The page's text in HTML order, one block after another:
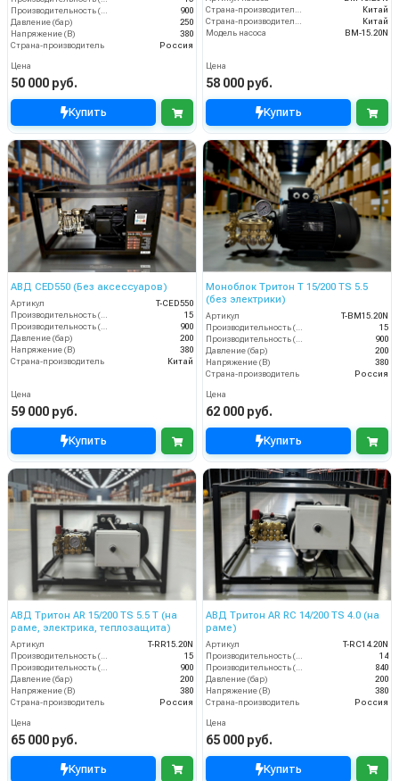
Производительность (л/ч)
900
Давление (бар)
250
Напряжение (В)
380
Страна-производитель
Россия
Цена
50 000 руб.
Купить
Страна-производитель двигателя
Китай
Страна-производитель насоса
Китай
Модель насоса
BM-15.20N
Цена
58 000 руб.
Купить
АВД CED550 (Без аксессуаров)
Артикул
T-CED550
Производительность (л/мин)
15
Производительность (л/ч)
900
Давление (бар)
200
Напряжение (В)
380
Страна-производитель
Китай
Цена
59 000 руб.
Купить
Моноблок Тритон T 15/200 TS 5.5
(без электрики)
Артикул
T-BM15.20N
Производительность (л/мин)
15
Производительность (л/ч)
900
Давление (бар)
200
Напряжение (В)
380
Страна-производитель
Россия
Цена
62 000 руб.
Купить
АВД Тритон AR 15/200 TS 5.5 T (на
раме, электрика, теплозащита)
Артикул
T-RR15.20N
15
900
Давление (бар)
200
Напряжение (В)
380
Страна-производитель
Россия
Цена
65 000 руб.
Купить
АВД Тритон AR RC 14/200 TS 4.0 (на
раме)
Артикул
T-RС14.20N
14
840
Давление (бар)
200
Напряжение (В)
380
Страна-производитель
Россия
Цена
65 000 руб.
Купить